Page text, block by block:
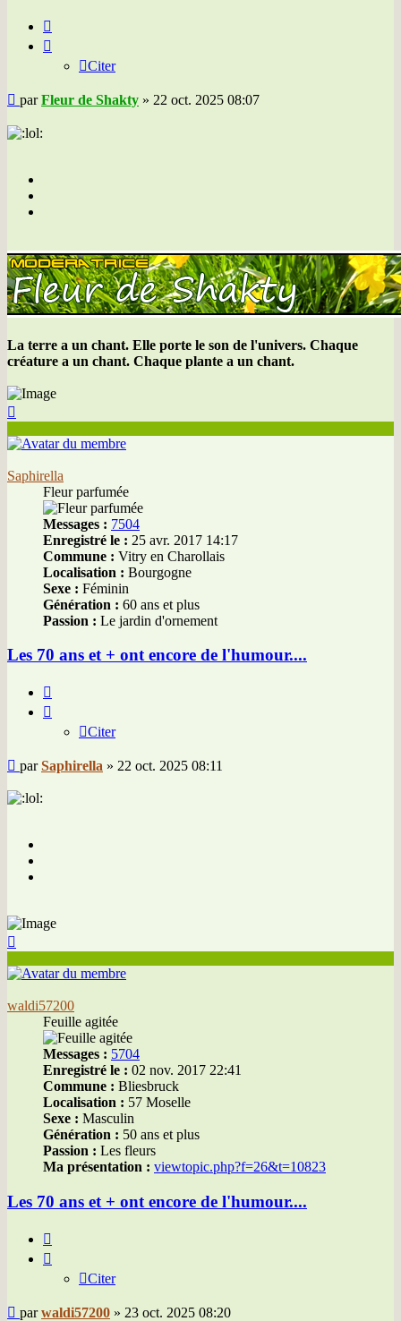
Citer
Message
parFleur de Shakty » 22 oct. 2025 08:07
La terre a un chant. Elle porte le son de l'univers. Chaque
créature a un chant. Chaque plante a un chant.
Saphirella
Fleur parfumée
Messages : 7504
Enregistré le : 25 avr. 2017 14:17
Commune : Vitry en Charollais
Localisation : Bourgogne
Sexe : Féminin
Génération : 60 ans et plus
Passion : Le jardin d'ornement
Les 70 ans et + ont encore de l'humour....
Citer
Message
parSaphirella » 22 oct. 2025 08:11
waldi57200
Feuille agitée
Messages : 5704
Enregistré le : 02 nov. 2017 22:41
Commune : Bliesbruck
Localisation : 57 Moselle
Sexe : Masculin
Génération : 50 ans et plus
Passion : Les fleurs
Ma présentation : viewtopic.php?f=26&t=10823
Les 70 ans et + ont encore de l'humour....
Citer
Message
parwaldi57200 » 23 oct. 2025 08:20